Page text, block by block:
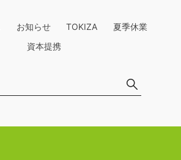
お知らせ TOKIZA
夏季休業
資本提携